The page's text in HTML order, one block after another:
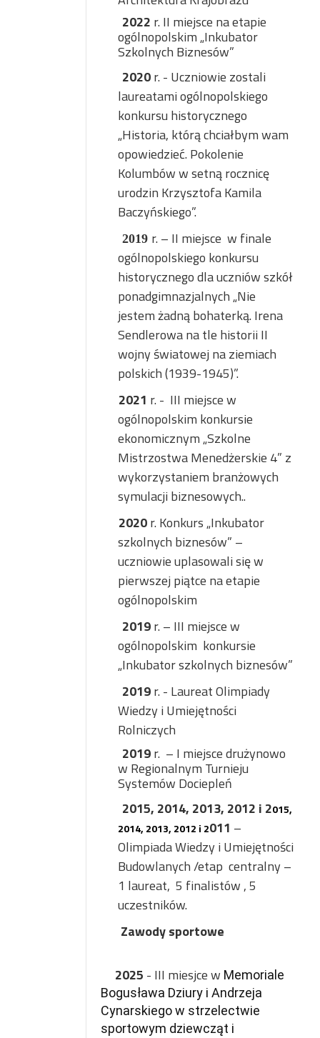
2022 r. II miejsce na etapie
ogólnopolskim „Inkubator
Szkolnych Biznesów”
2020r. - Uczniowie zostali
laureatami ogólnopolskiego
konkursu historycznego
„Historia, którą chciałbym wam
opowiedzieć. Pokolenie
Kolumbów w setną rocznicę
urodzin Krzysztofa Kamila
Baczyńskiego”.
2019 r. – II miejsce w finale
ogólnopolskiego konkursu
historycznego dla uczniów szkół
ponadgimnazjalnych „Nie
jestem żadną bohaterką. Irena
Sendlerowa na tle historii II
wojny światowej na ziemiach
polskich (1939-1945)”.
2021 r. - III miejsce w
ogólnopolskim konkursie
ekonomicznym „Szkolne
Mistrzostwa Menedżerskie 4” z
wykorzystaniem branżowych
symulacji biznesowych..
2020r. Konkurs „Inkubator
szkolnych biznesów” –
uczniowie uplasowali się w
pierwszej piątce na etapie
ogólnopolskim
2019r. – III miejsce w
ogólnopolskim konkursie
„Inkubator szkolnych biznesów”
2019r. - Laureat Olimpiady
Wiedzy i Umiejętności
Rolniczych
2019r. – I miejsce drużynowo
w Regionalnym Turnieju
Systemów Dociepleń
2015, 2014, 2013, 2012 i 2015,
2014, 2013, 2012 i 2011 –
Olimpiada Wiedzy i Umiejętności
Budowlanych /etap centralny –
1 laureat, 5 finalistów , 5
uczestników.
Zawody sportowe
2025 - III miesjce w Memoriale
Bogusława Dziury i Andrzeja
Cynarskiego w strzelectwie
sportowym dziewcząt i